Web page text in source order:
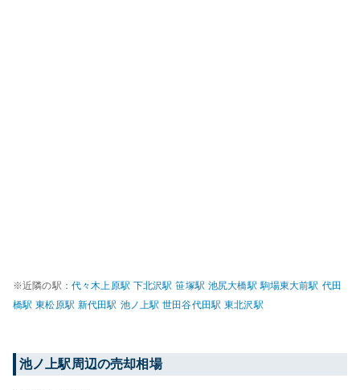
※近隣の駅： 代々木上原駅 下北沢駅 笹塚駅 池尻大橋駅 駒場東大前駅 代田
橋駅 東松原駅 新代田駅 池ノ上駅 世田谷代田駅 東北沢駅
池ノ上駅周辺の売却相場